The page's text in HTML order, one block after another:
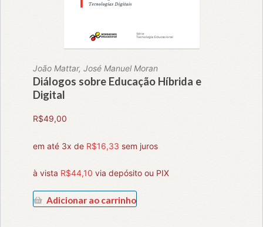
João Mattar, José Manuel Moran
Diálogos sobre Educação Híbrida e
Digital
R$49,00
em até 3x de R$16,33 sem juros
à vista R$44,10 via depósito ou PIX
Adicionar ao carrinho